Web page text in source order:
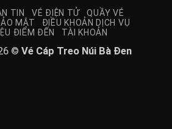
TIN VÉ ĐIỆN TỬ
QUẦY VÉ
MẬT
ĐIỀU KHOẢN DỊCH VỤ
ĐIỂM ĐẾN
TÀI KHOẢN
© Vé Cáp Treo Núi Bà Đen